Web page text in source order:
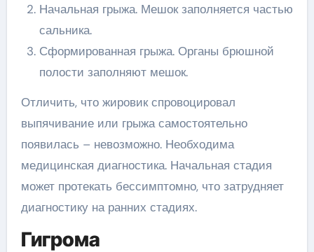
Начальная грыжа. Мешок заполняется частью
сальника.
Сформированная грыжа. Органы брюшной
полости заполняют мешок.
Отличить, что жировик спровоцировал
выпячивание или грыжа самостоятельно
появилась – невозможно. Необходима
медицинская диагностика. Начальная стадия
может протекать бессимптомно, что затрудняет
диагностику на ранних стадиях.
Гигрома